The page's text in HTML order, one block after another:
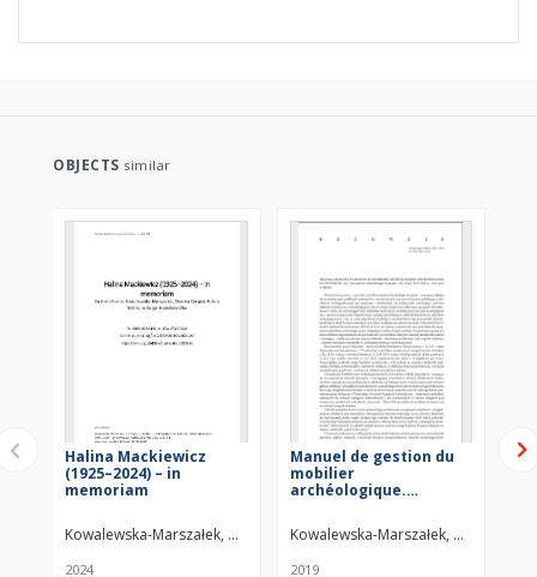
OBJECTS similar
Halina Mackiewicz
(1925–2024) – in
memoriam
Kowalewska-Marszałek, Hanna Cyngot, Dorota Królik, Halina
2024
Manuel de gestion du
mobilier
archéologique.
pratiques, Silvia Païn,
[w:] Documents
Kowalewska-Marszałek, Hanna
2019